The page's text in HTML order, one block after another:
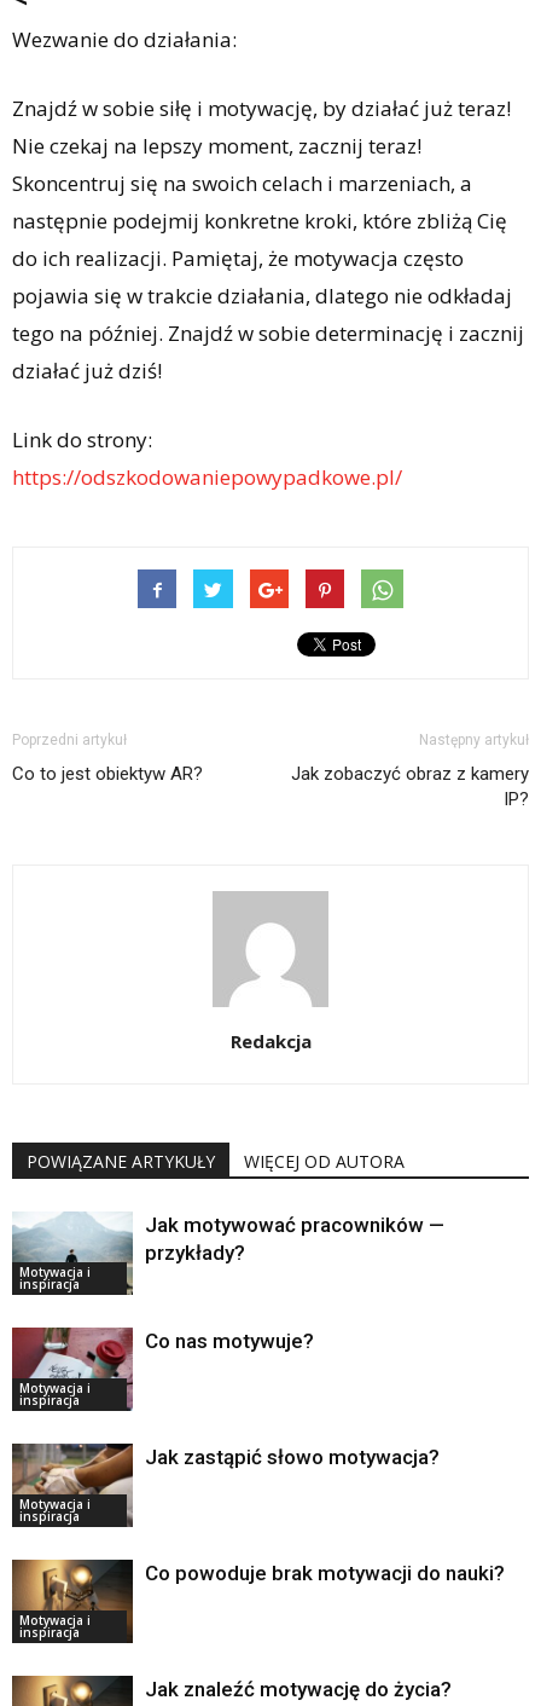
Wezwanie do działania:
Znajdź w sobie siłę i motywację, by działać już teraz!
Nie czekaj na lepszy moment, zacznij teraz!
Skoncentruj się na swoich celach i marzeniach, a
następnie podejmij konkretne kroki, które zbliżą Cię
do ich realizacji. Pamiętaj, że motywacja często
pojawia się w trakcie działania, dlatego nie odkładaj
tego na później. Znajdź w sobie determinację i zacznij
działać już dziś!
Link do strony:
https://odszkodowaniepowypadkowe.pl/
Poprzedni artykuł
Co to jest obiektyw AR?
Następny artykuł
Jak zobaczyć obraz z kamery
IP?
Redakcja
POWIĄZANE ARTYKUŁY WIĘCEJ OD AUTORA
Motywacja i
inspiracja
Jak motywować pracowników —
przykłady?
Motywacja i
inspiracja
Co nas motywuje?
Motywacja i
inspiracja
Jak zastąpić słowo motywacja?
Motywacja i
inspiracja
Co powoduje brak motywacji do nauki?
Jak znaleźć motywację do życia?